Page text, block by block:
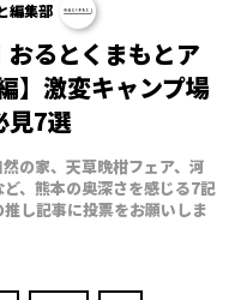
編集部
るとくまもとア
】激変キャンプ場
見7選
の家、天草晩柑フェア、河
、熊本の奥深さを感じる7記
し記事に投票をお願いしま